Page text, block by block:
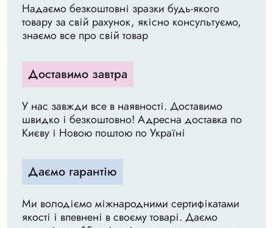
Надаємо безкоштовні зразки будь-якого
товару за свій рахунок, якісно консультуємо,
знаємо все про свій товар
Доставимо завтра
У нас завжди все в наявності. Доставимо
швидко і безкоштовно! Адресна доставка по
Києву і Новою поштою по Україні
Даємо гарантію
Ми володіємо міжнародними сертифікатами
якості і впевнені в своєму товарі. Даємо